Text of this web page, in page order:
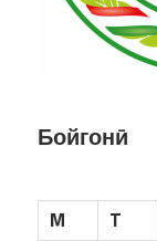
Бойгонӣ
M
T